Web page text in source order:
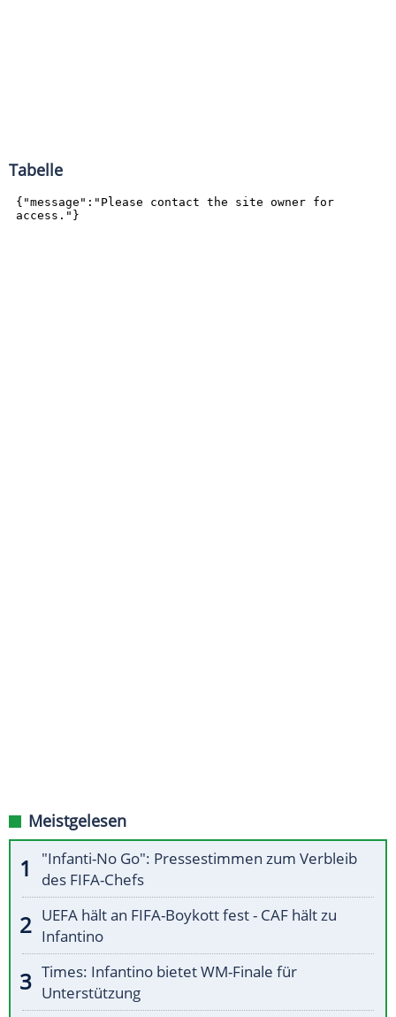
Tabelle
Meistgelesen
"Infanti-No Go": Pressestimmen zum Verbleib
des FIFA-Chefs
UEFA hält an FIFA-Boykott fest - CAF hält zu
Infantino
Times: Infantino bietet WM-Finale für
Unterstützung